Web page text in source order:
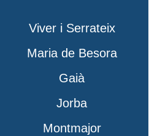
Viver i Serrateix
Maria de Besora
Gaià
Jorba
Montmajor